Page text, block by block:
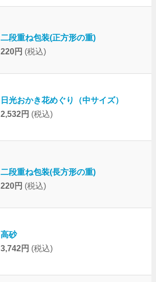
二段重ね包装(正方形の重)
220円 (税込)
日光おかき花めぐり（中サイズ）
2,532円 (税込)
二段重ね包装(長方形の重)
220円 (税込)
高砂
3,742円 (税込)